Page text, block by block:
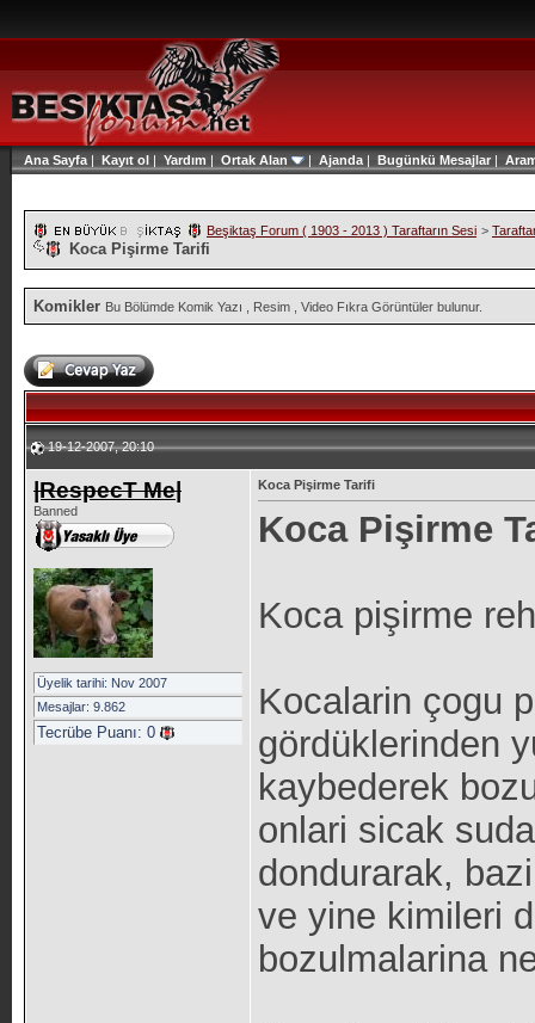
Ana Sayfa | Kayıt ol | Yardım | Ortak Alan | Ajanda | Bugünkü Mesajlar|
Beşiktaş Forum ( 1903 - 2013 ) Taraftarın Sesi >
Koca Pişirme Tarifi
Komikler Bu Bölümde Komik Yazı , Resim , Video Fıkra Görüntüler bulunur.
19-12-2007, 20:10
|RespecT Me|
Banned
Üyelik tarihi: Nov 2007
Mesajlar: 9.862
Tecrübe Puanı: 0
Koca Pişirme Tarifi
Koca Pişirme
Koca pişirme
Kocalarin çogu
gördüklerinden
kaybederek
onlari sicak
dondurarak,
ve yine kimileri
bozulmalarina